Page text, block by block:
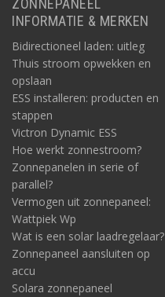
ZONNEPANEEL
INFORMATIE & MERKEN
Bidirectioneel laden: uitleg
Thuis stroom opwekken en
opslaan
ESS installeren: producten en
stappen
Victron Dynamic ESS
Hoe werkt zonnestroom?
Zonnepanelen in serie of
parallel?
Vermogen uit zonnepaneel:
Wattpiek Wp
Wat is een solar laadregelaar?
Zonnepaneel aansluiten op
accu
Solara zonnepaneel